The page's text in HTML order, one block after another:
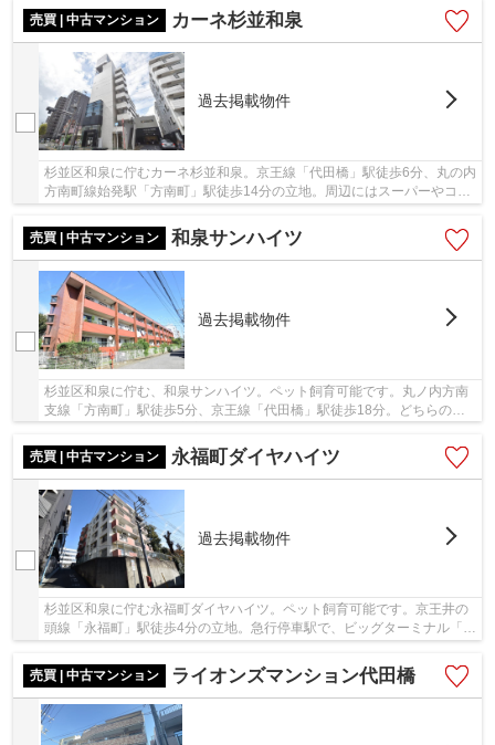
売買 | 中古マンション
カーネ杉並和泉
過去掲載物件
杉並区和泉に佇むカーネ杉並和泉。京王線「代田橋」駅徒歩6分、丸の内
方南町線始発駅「方南町」駅徒歩14分の立地。周辺にはスーパーやコン
ビニが多く点在し、お買い物に便利です。公園...
売買 | 中古マンション
和泉サンハイツ
過去掲載物件
杉並区和泉に佇む、和泉サンハイツ。ペット飼育可能です。丸ノ内方南
支線「方南町」駅徒歩5分、京王線「代田橋」駅徒歩18分。どちらの駅
売買 | 中古マンション
永福町ダイヤハイツ
過去掲載物件
杉並区和泉に佇む永福町ダイヤハイツ。ペット飼育可能です。京王井の
頭線「永福町」駅徒歩4分の立地。急行停車駅で、ビッグターミナル「渋
売買 | 中古マンション
ライオンズマンション代田橋